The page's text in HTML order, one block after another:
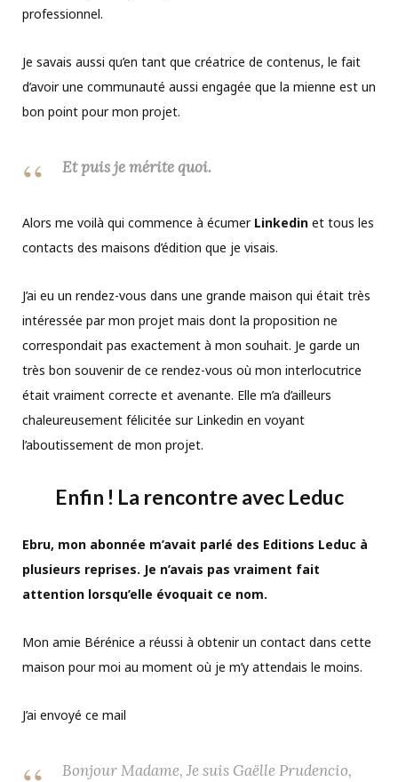
professionnel.
Je savais aussi qu’en tant que créatrice de contenus, le fait
d’avoir une communauté aussi engagée que la mienne est un
bon point pour mon projet.
Et puis je mérite quoi.
Alors me voilà qui commence à écumer Linkedin et tous les
contacts des maisons d’édition que je visais.
J’ai eu un rendez-vous dans une grande maison qui était très
intéressée par mon projet mais dont la proposition ne
correspondait pas exactement à mon souhait. Je garde un
très bon souvenir de ce rendez-vous où mon interlocutrice
était vraiment correcte et avenante. Elle m’a d’ailleurs
chaleureusement félicitée sur Linkedin en voyant
l’aboutissement de mon projet.
Enfin ! La rencontre avec Leduc
Ebru, mon abonnée m’avait parlé des Editions Leduc à
plusieurs reprises. Je n’avais pas vraiment fait
attention lorsqu’elle évoquait ce nom.
Mon amie Bérénice a réussi à obtenir un contact dans cette
maison pour moi au moment où je m’y attendais le moins.
J’ai envoyé ce mail
Bonjour Madame, Je suis Gaëlle Prudencio,